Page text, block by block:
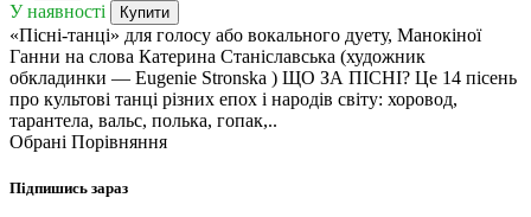
У наявності Купити
«Пісні-танці» для голосу або вокального дуету, Манокіної
Ганни на слова Катерина Станіславська (художник
обкладинки — Eugenie Stronska ) ЩО ЗА ПІСНІ? Це 14 пісень
про культові танці різних епох і народів світу: хоровод,
тарантела, вальс, полька, гопак,..
Обрані Порівняння
Підпишись зараз